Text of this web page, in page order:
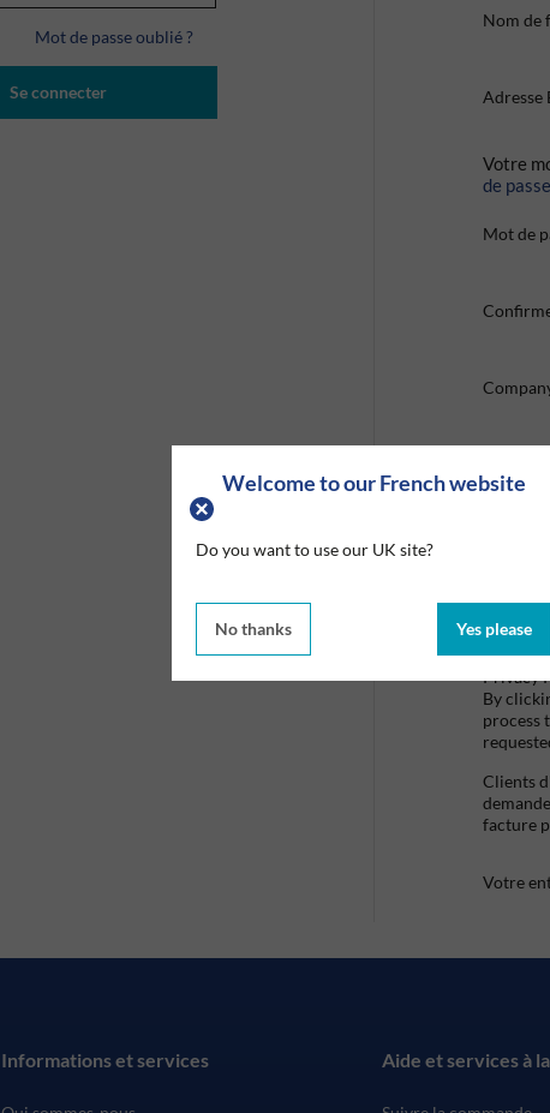
Welcome to our French website
Do you want to use our UK site?
No thanks Yes please
Mot de passe oublié ?
Se connecter
Nom de
Adresse
Votre
de passe
Mot de
Graco
we'll
provide
like to
that
Privacy
By
process
Clients
facture
Votre
Informations et services Aide et services à